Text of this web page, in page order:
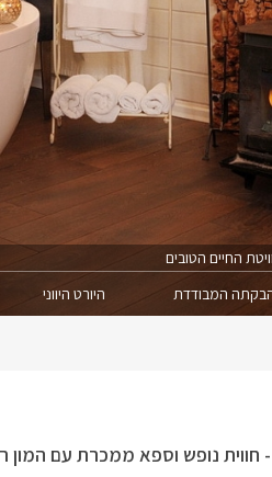
החיים הטובים
המבודדת היורט היווני
חווית נופש וספא ממכרת עם